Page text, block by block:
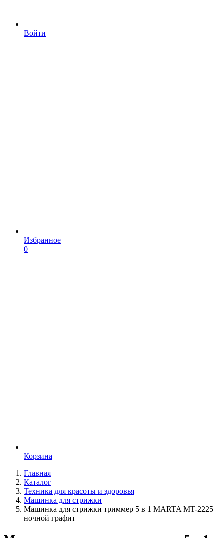
Войти
Избранное
0
Корзина
Главная
Каталог
Техника для красоты и здоровья
Машинка для стрижки
Машинка для стрижки триммер 5 в 1 MARTA MT-2225
ночной графит